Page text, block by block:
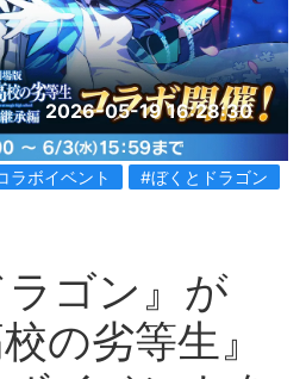
2026-05-19 16:28:30
ラボイベント
#ぼくとドラゴン
ラゴン』が
の劣等生』